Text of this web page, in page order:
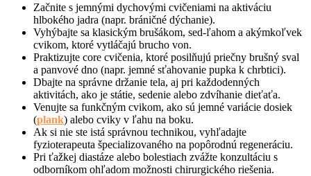
Začnite s jemnými dychovými cvičeniami na aktiváciu
hlbokého jadra (napr. bráničné dýchanie).
Vyhýbajte sa klasickým brušákom, sed-ľahom a akýmkoľvek
cvikom, ktoré vytláčajú brucho von.
Praktizujte core cvičenia, ktoré posilňujú priečny brušný sval
a panvové dno (napr. jemné sťahovanie pupka k chrbtici).
Dbajte na správne držanie tela, aj pri každodenných
aktivitách, ako je státie, sedenie alebo zdvíhanie dieťaťa.
Venujte sa funkčným cvikom, ako sú jemné variácie dosiek
(plank) alebo cviky v ľahu na boku.
Ak si nie ste istá správnou technikou, vyhľadajte
fyzioterapeuta špecializovaného na popôrodnú regeneráciu.
Pri ťažkej diastáze alebo bolestiach zvážte konzultáciu s
odborníkom ohľadom možnosti chirurgického riešenia.